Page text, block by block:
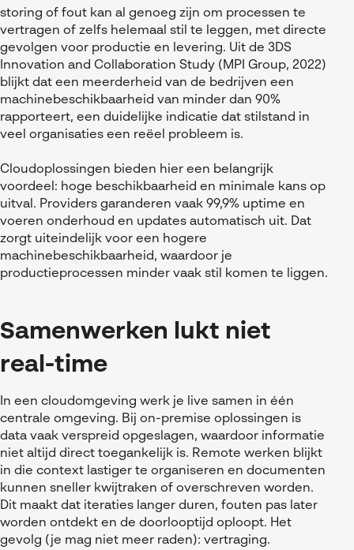
storing of fout kan al genoeg zijn om processen te
vertragen of zelfs helemaal stil te leggen, met directe
gevolgen voor productie en levering. Uit de 3DS
Innovation and Collaboration Study (MPI Group, 2022)
blijkt dat een meerderheid van de bedrijven een
machinebeschikbaarheid van minder dan 90%
rapporteert, een duidelijke indicatie dat stilstand in
veel organisaties een reëel probleem is.
Cloudoplossingen bieden hier een belangrijk
voordeel: hoge beschikbaarheid en minimale kans op
uitval. Providers garanderen vaak 99,9% uptime en
voeren onderhoud en updates automatisch uit. Dat
zorgt uiteindelijk voor een hogere
machinebeschikbaarheid, waardoor je
productieprocessen minder vaak stil komen te liggen.
Samenwerken lukt niet
real-time
In een cloudomgeving werk je live samen in één
centrale omgeving. Bij on-premise oplossingen is
data vaak verspreid opgeslagen, waardoor informatie
niet altijd direct toegankelijk is. Remote werken blijkt
in die context lastiger te organiseren en documenten
kunnen sneller kwijtraken of overschreven worden.
Dit maakt dat iteraties langer duren, fouten pas later
worden ontdekt en de doorlooptijd oploopt. Het
gevolg (je mag niet meer raden): vertraging.